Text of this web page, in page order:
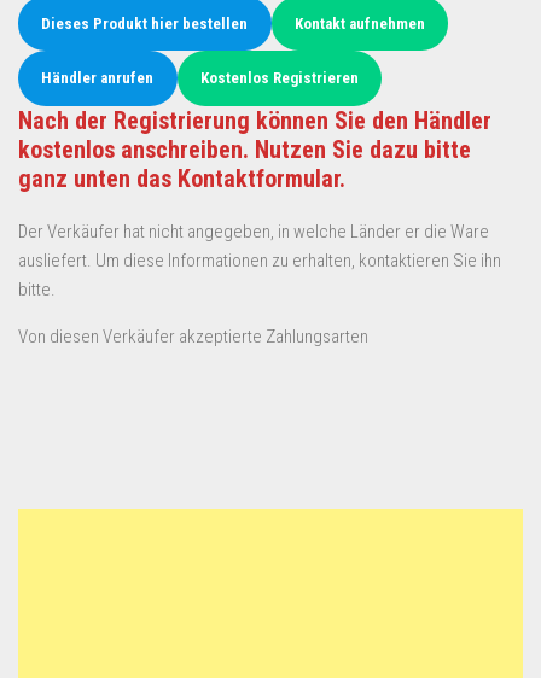
Dieses Produkt hier bestellen Kontakt aufnehmen
Händler anrufen Kostenlos Registrieren
Nach der Registrierung können Sie den Händler
kostenlos anschreiben. Nutzen Sie dazu bitte
ganz unten das Kontaktformular.
Der Verkäufer hat nicht angegeben, in welche Länder er die Ware
ausliefert. Um diese Informationen zu erhalten, kontaktieren Sie ihn
bitte.
Von diesen Verkäufer akzeptierte Zahlungsarten